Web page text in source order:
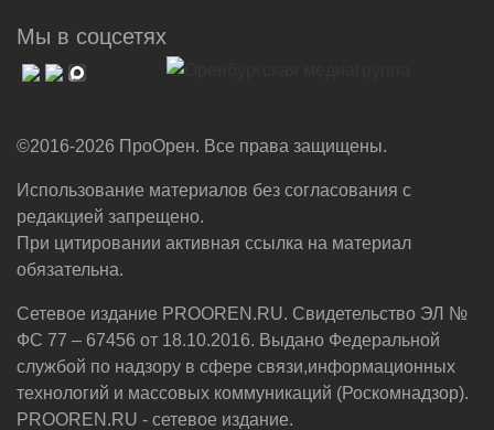
Мы в соцсетях
©2016-2026 ПроОрен. Все права защищены.
Использование материалов без согласования с
редакцией запрещено.
При цитировании активная ссылка на материал
обязательна.
Сетевое издание PROOREN.RU. Свидетельство ЭЛ №
ФС 77 – 67456 от 18.10.2016. Выдано Федеральной
службой по надзору в сфере связи,информационных
технологий и массовых коммуникаций (Роскомнадзор).
PROOREN.RU - сетевое издание.